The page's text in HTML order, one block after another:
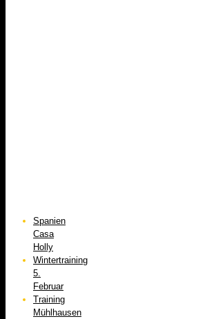
Spanien
Casa
Holly
Wintertraining
5.
Februar
Training
Mühlhausen